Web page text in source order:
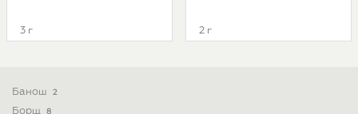
3 г 2 г
Банош 2
Борщ 8